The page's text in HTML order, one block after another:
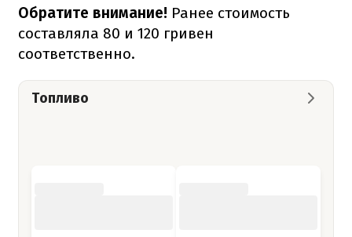
Обратите внимание! Ранее стоимость
составляла 80 и 120 гривен
соответственно.
Топливо